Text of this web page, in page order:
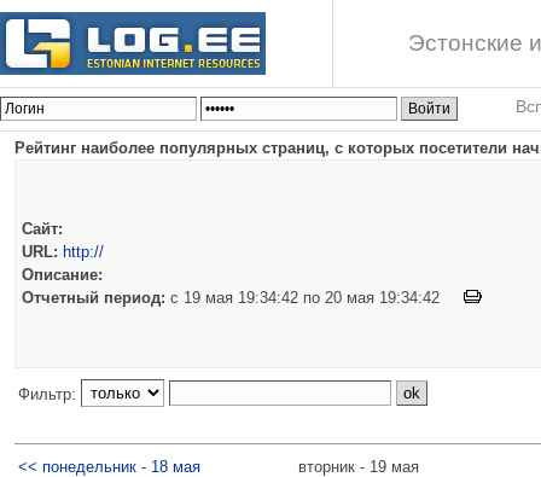
Эстонские
Рейтинг наиболее популярных страниц, с которых посетители
Сайт:
URL: http://
Описание:
Отчетный период: c 19 мая 19:34:42 по 20 мая 19:34:42
Фильтр:
<< понедельник - 18 мая вторник - 19 мая